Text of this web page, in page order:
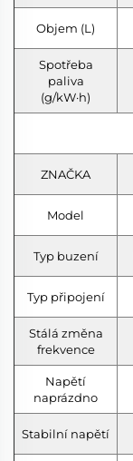
Objem (L)
Spotřeba
paliva
(g/kW·h)
ZNAČKA
Model
Typ buzení
Typ připojení
Stálá změna
frekvence
Napětí
naprázdno
Stabilní napětí